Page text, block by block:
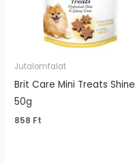
Jutalomfalat
Brit Care Mini Treats Shine
50g
858 Ft